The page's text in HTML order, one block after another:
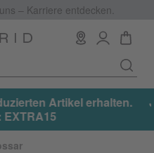
– Karriere entdecken.
Artikel erhalten.
EXTRA15